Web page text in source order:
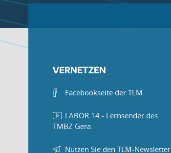
VERNETZEN
Facebookseite der TLM
LABOR 14 - Lernsender des
TMBZ Gera
Nutzen Sie den TLM-Newsletter